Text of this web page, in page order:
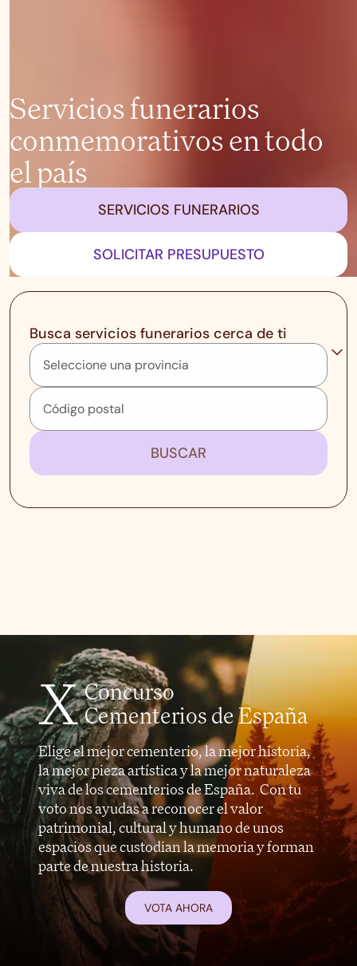
Servicios funerarios
conmemorativos en todo
el país
SOLICITAR PRESUPUESTO
SERVICIOS FUNERARIOS
Busca servicios funerarios cerca de ti
BUSCAR
X Concurso
Cementerios de España
Elige el mejor cementerio, la mejor historia,
la mejor pieza artística y la mejor naturaleza
viva de los cementerios de España. Con tu
voto nos ayudas a reconocer el valor
patrimonial, cultural y humano de unos
espacios que custodian la memoria y forman
parte de nuestra historia.
VOTA AHORA